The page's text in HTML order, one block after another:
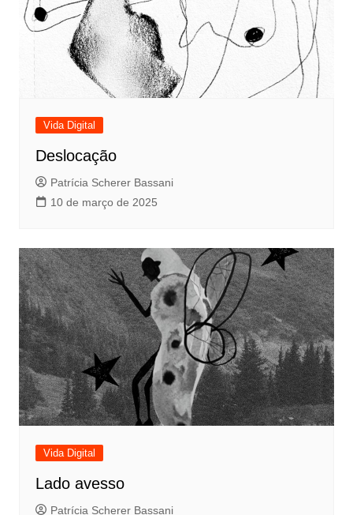
Vida Digital
Deslocação
Patrícia Scherer Bassani
10 de março de 2025
Vida Digital
Lado avesso
Patrícia Scherer Bassani